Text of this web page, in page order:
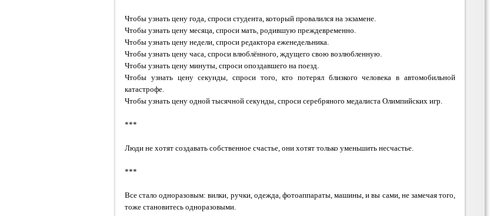
Чтобы узнать цену года, спроси студента, который провалился на экзамене.
Чтобы узнать цену месяца, спроси мать, родившую преждевременно.
Чтобы узнать цену недели, спроси редактора еженедельника.
Чтобы узнать цену часа, спроси влюблённого, ждущего свою возлюбленную.
Чтобы узнать цену минуты, спроси опоздавшего на поезд.
Чтобы узнать цену секунды, спроси того, кто потерял близкого человека в автомобильной
катастрофе.
Чтобы узнать цену одной тысячной секунды, спроси серебряного медалиста Олимпийских игр.
***
Люди не хотят создавать собственное счастье, они хотят только уменьшить несчастье.
***
Все стало одноразовым: вилки, ручки, одежда, фотоаппараты, машины, и вы сами, не замечая того,
тоже становитесь одноразовыми.